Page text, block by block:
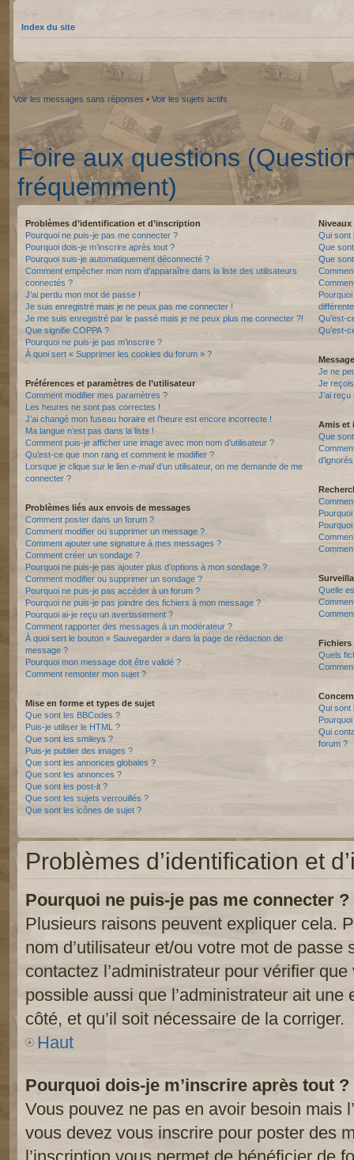
Index du site
Voir les messages sans réponses • Voir les sujets actifs
Foire aux questions
fréquemment)
Problèmes d’identification et d’inscription
Pourquoi ne puis-je pas me connecter ?
Pourquoi dois-je m’inscrire après tout ?
Pourquoi suis-je automatiquement déconnecté ?
Comment empêcher mon nom d’apparaître dans la liste des utilisateurs
connectés ?
J’ai perdu mon mot de passe !
Je suis enregistré mais je ne peux pas me connecter !
Je me suis enregistré par le passé mais je ne peux plus me connecter ?!
Que signifie COPPA ?
Pourquoi ne puis-je pas m’inscrire ?
À quoi sert « Supprimer les cookies du forum » ?
Préférences et paramètres de l’utilisateur
Comment modifier mes paramètres ?
Les heures ne sont pas correctes !
J’ai changé mon fuseau horaire et l’heure est encore incorrecte !
Ma langue n’est pas dans la liste !
Comment puis-je afficher une image avec mon nom d’utilisateur ?
Qu’est-ce que mon rang et comment le modifier ?
Lorsque je clique sur le lien e-maild’un utilisateur, on me demande de me
connecter ?
Problèmes liés aux envois de messages
Comment poster dans un forum ?
Comment modifier ou supprimer un message ?
Comment ajouter une signature à mes messages ?
Comment créer un sondage ?
Pourquoi ne puis-je pas ajouter plus d’options à mon sondage ?
Comment modifier ou supprimer un sondage ?
Pourquoi ne puis-je pas accéder à un forum ?
Pourquoi ne puis-je pas joindre des fichiers à mon message ?
Pourquoi ai-je reçu un avertissement ?
Comment rapporter des messages à un modérateur ?
À quoi sert le bouton « Sauvegarder » dans la page de rédaction de
message ?
Pourquoi mon message doit être validé ?
Comment remonter mon sujet ?
Mise en forme et types de sujet
Que sont les BBCodes ?
Puis-je utiliser le HTML ?
Que sont les smileys ?
Puis-je publier des images ?
Que sont les annonces globales ?
Que sont les annonces ?
Que sont les post-it ?
Que sont les sujets verrouillés ?
Que sont les icônes de sujet ?
Niveaux
Qui sont
Que
Que
Qu’est-
Qu’est-
Je ne
Je
J’ai
Amis et
Que
Quelle
Quels
Qui sont
Qui
forum ?
Problèmes d’identification et
Pourquoi ne puis-je pas me connecter ?
Plusieurs raisons peuvent expliquer cela.
nom d’utilisateur et/ou votre mot de passe
contactez l’administrateur pour vérifier
possible aussi que l’administrateur ait
côté, et qu’il soit nécessaire de la corriger.
Haut
Pourquoi dois-je m’inscrire après tout ?
Vous pouvez ne pas en avoir besoin mais
vous devez vous inscrire pour poster des